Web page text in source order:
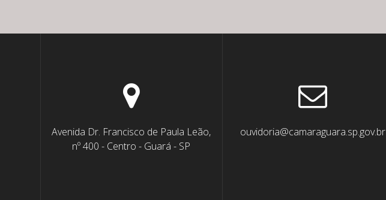
Avenida Dr. Francisco de Paula Leão,
nº 400 - Centro - Guará - SP
ouvidoria@camaraguara.sp.gov.br